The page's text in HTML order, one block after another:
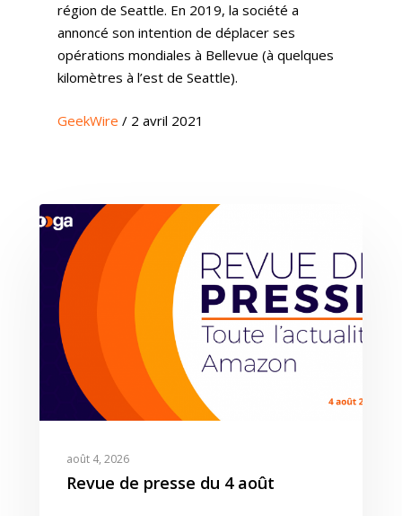
région de Seattle. En 2019, la société a
annoncé son intention de déplacer ses
opérations mondiales à Bellevue (à quelques
kilomètres à l’est de Seattle).
GeekWire / 2 avril 2021
août 4, 2026
Revue de presse du 4 août